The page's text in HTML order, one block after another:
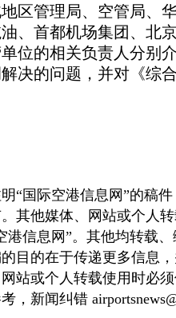
区管理局、空管局、
、首都机场集团、北
位的相关负责人分别
决的问题，并对《综
国际空港信息网”的稿件
其他媒体、网站或个人
港信息网”。其他均转载
目的在于传递更多信息
站或个人转载使用时必
，新闻纠错